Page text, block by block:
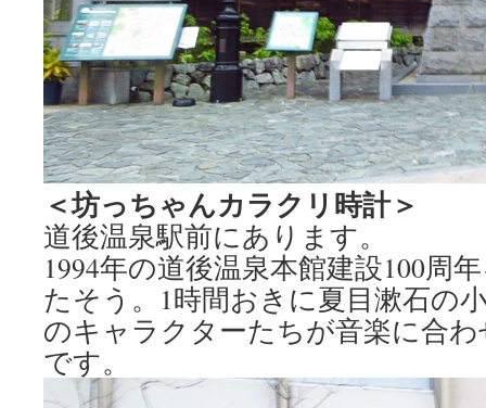
＜坊っちゃんカラクリ時計＞
道後温泉駅前にあります。
1994年の道後温泉本館建設100周
たそう。1時間おきに夏目漱石の
のキャラクターたちが音楽に合
です。